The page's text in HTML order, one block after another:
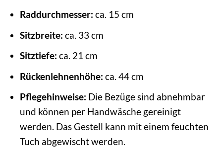
Raddurchmesser: ca. 15 cm
Sitzbreite: ca. 33 cm
Sitztiefe: ca. 21 cm
Rückenlehnenhöhe: ca. 44 cm
Pflegehinweise: Die Bezüge sind abnehmbar
und können per Handwäsche gereinigt
werden. Das Gestell kann mit einem feuchten
Tuch abgewischt werden.